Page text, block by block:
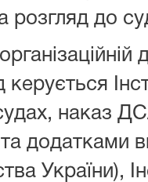
розгляд до
керується
наказ
та додатками
України),